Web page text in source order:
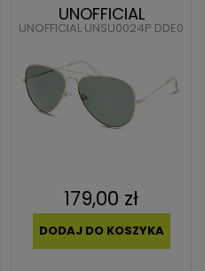
UNOFFICIAL
UNOFFICIAL UNSU0024P DDE0
179,00 zł
DODAJ DO KOSZYKA